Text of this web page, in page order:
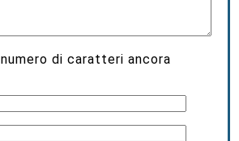
numero di caratteri ancora